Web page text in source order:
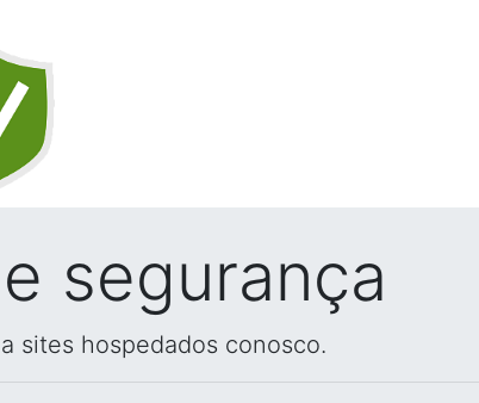
segurança
sites hospedados conosco.